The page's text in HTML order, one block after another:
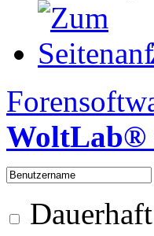
WoltLab®